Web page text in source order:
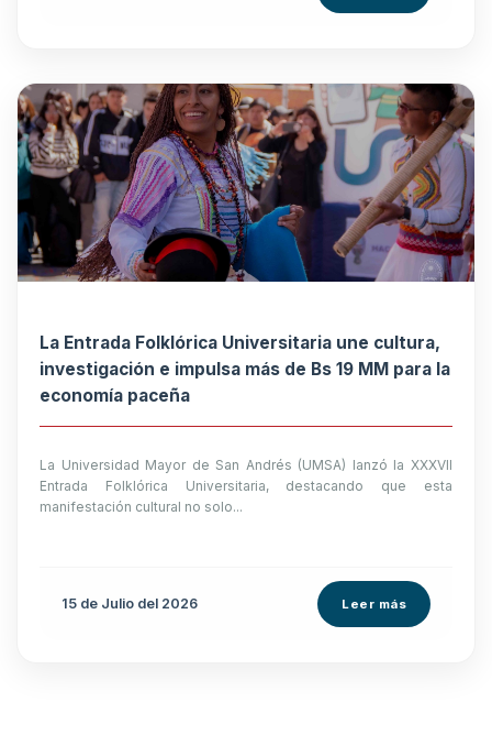
La Entrada Folklórica Universitaria une cultura,
investigación e impulsa más de Bs 19 MM para la
economía paceña
La Universidad Mayor de San Andrés (UMSA) lanzó la XXXVII
Entrada Folklórica Universitaria, destacando que esta
manifestación cultural no solo...
15 de Julio del 2026 Leer más